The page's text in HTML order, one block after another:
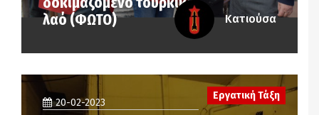
λαό (ΦΩΤΟ)
Κατιούσα
20-02-2023
Εργατική Τάξη